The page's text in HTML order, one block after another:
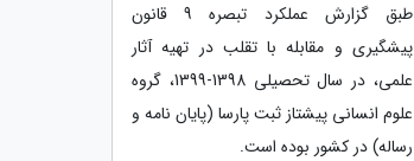
طبق گزارش عملکرد تبصره 9 قانون
پیشگیری و مقابله با تقلب در تهیه آثار
علمی، در سال تحصیلی 1398-1399، گروه
علوم انسانی پیشتاز ثبت پارسا (پایان نامه و
رساله) در کشور بوده است.